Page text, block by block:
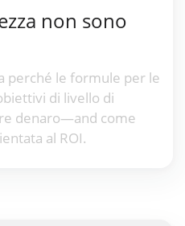
perché le formule per le
di livello di
denaro—and come
al ROI.